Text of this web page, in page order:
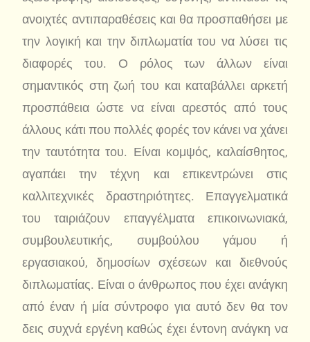
ανοιχτές αντιπαραθέσεις και θα προσπαθήσει με
την λογική και την διπλωματία του να λύσει τις
διαφορές του. Ο ρόλος των άλλων είναι
σημαντικός στη ζωή του και καταβάλλει αρκετή
προσπάθεια ώστε να είναι αρεστός από τους
άλλους κάτι που πολλές φορές τον κάνει να χάνει
την ταυτότητα του. Είναι κομψός, καλαίσθητος,
αγαπάει την τέχνη και επικεντρώνει στις
καλλιτεχνικές δραστηριότητες. Επαγγελματικά
του ταιριάζουν επαγγέλματα επικοινωνιακά,
συμβουλευτικής, συμβούλου γάμου ή
εργασιακού, δημοσίων σχέσεων και διεθνούς
διπλωματίας. Είναι ο άνθρωπος που έχει ανάγκη
από έναν ή μία σύντροφο για αυτό δεν θα τον
δεις συχνά εργένη καθώς έχει έντονη ανάγκη να